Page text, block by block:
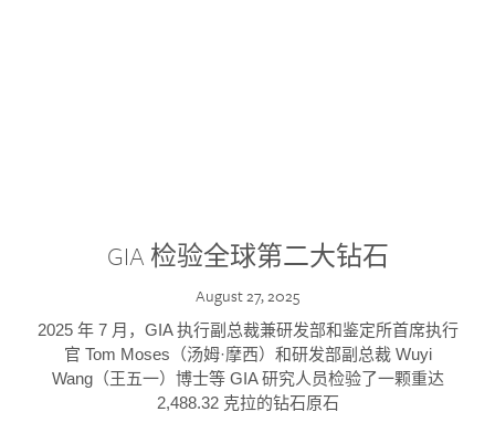
GIA 检验全球第二大钻石
August 27, 2025
2025 年 7 月，GIA 执行副总裁兼研发部和鉴定所首席执行
官 Tom Moses（汤姆·摩西）和研发部副总裁 Wuyi
Wang（王五一）博士等 GIA 研究人员检验了一颗重达
2,488.32 克拉的钻石原石